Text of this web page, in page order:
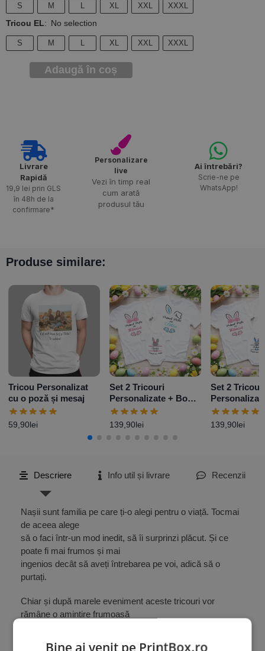
S M L XL XXL XXXL
Tricou EL: No selection
S M L XL XXL XXXL
Adaugă în coș
Livrare
Rapidă​
19,9 lei prin GLS
în 48h de la
confirmare*
Personalizare
live
Vezi în timp real
cum arată
produsul tău
Ai întrebări?
Scrie-ne pe
WhatsApp!
Produse similare:
Tricou Personalizat
cu o poză și mesaj
59,90lei
Set 2 Tricouri
Personalizate + Body
– Primul Paște Baby
Girl
139,90lei
Set 2
– Primul
Boy
139,90lei
Descriere Info util și livrare Recenzii
Nașii sunt familia pe care ți-o alegi pentru o viață. Tocmai
de aceea alege
să o faci într-un mod inedit, să îi surprinzi plăcut. Și ce
poate fi mai frumos și mai
ingenios decât să aveți întrebarea pe voi, adică să o
purtați.
Chiar și după marele eveniment aceste tricouri vor
rămâne o amintire frumoasă
Bine ai venit pe PrintBox.ro